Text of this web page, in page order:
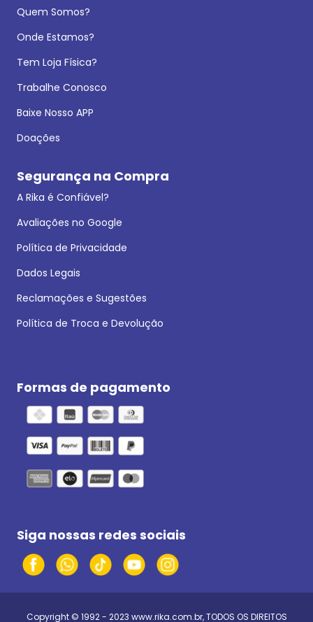
Quem Somos?
Onde Estamos?
Tem Loja Física?
Trabalhe Conosco
Baixe Nosso APP
Doações
Segurança na Compra
A Rika é Confiável?
Avaliações no Google
Política de Privacidade
Dados Legais
Reclamações e Sugestões
Política de Troca e Devolução
Formas de pagamento
Siga nossas redes sociais
Copyright © 1992 - 2023 www.rika.com.br, TODOS OS DIREITOS